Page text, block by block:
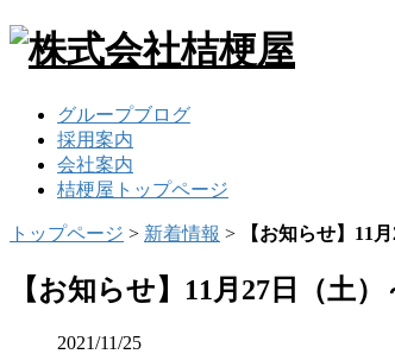
グループブログ
採用案内
会社案内
桔梗屋トップページ
トップページ > 新着情報 > 【お知らせ】11
【お知らせ】11月27日（土
2021/11/25